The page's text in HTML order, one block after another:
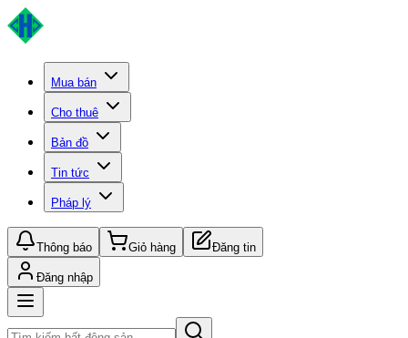
Mua bán
Cho thuê
Bản đồ
Tin tức
Pháp lý
Thông báo Giỏ hàng Đăng tin
Đăng nhập